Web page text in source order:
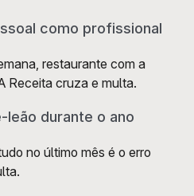
como profissional
restaurante com a
Receita cruza e multa.
leão durante o ano
no último mês é o erro